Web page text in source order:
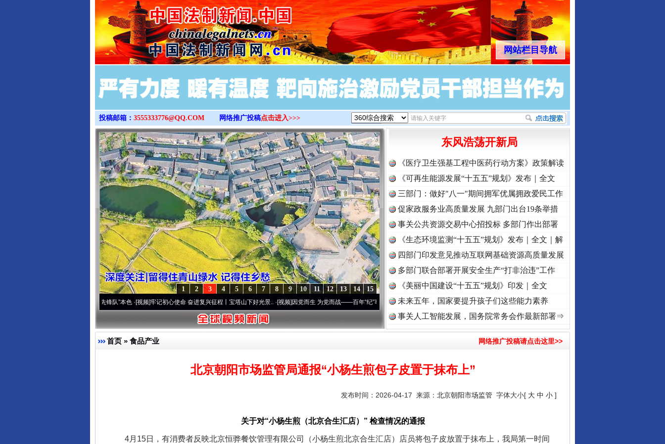
>
网站栏目导航
投稿邮箱： 3555333776@QQ.COM 网络推广投稿点击进入>>>
15
14
13
12
11
10
9
8
7
6
5
4
3
2
1
永葆“两个先锋队”本色·[视频]牢记初心使命 奋进复兴征程丨宝塔山下好光景..·[视频]因党而生 为党而战——百年“纪”事⑧加强纪律..·[视频]牢记初心使命 奋进复兴征程丨“转折之城”激荡..·[视频]牢记初心使命 奋进复兴征程丨红船起航处 潮
东风浩荡开新局
《医疗卫生强基工程中医药行动方案》政策解读
《可再生能源发展“十五五”规划》发布｜全文
三部门：做好"八一"期间拥军优属拥政爱民工作
促家政服务业高质量发展 九部门出台19条举措
事关公共资源交易中心招投标 多部门作出部署
《生态环境监测“十五五”规划》发布｜全文｜解
读
四部门印发意见推动互联网基础资源高质量发展
多部门联合部署开展安全生产“打非治违”工作
《美丽中国建设“十五五”规划》印发｜全文
未来五年，国家要提升孩子们这些能力素养
事关人工智能发展，国务院常务会作最新部署⇒
首页 » 食品产业 网络推广投稿请点击这里>>
北京朝阳市场监管局通报“小杨生煎包子皮置于抹布上”
发布时间：2026-04-17 来源： 北京朝阳市场监管 字体大小[ 大 中 小 ]
关于对“小杨生煎（北京合生汇店）” 检查情况的通报
4月15日，有消费者反映北京恒骅餐饮管理有限公司（小杨生煎北京合生汇店）店员将包子皮放置于抹布上，我局第一时间
完善运行机制助力责任有效落实 一纸欠条伤亲情 巡回调解促和解.. 行业协会接连发公告